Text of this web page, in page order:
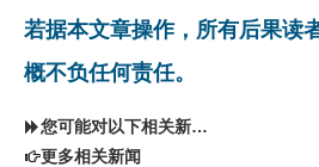
若据本文章操作，所有后果读
概不负任何责任。
您可能对以下相关新闻同样感兴趣
更多相关新闻